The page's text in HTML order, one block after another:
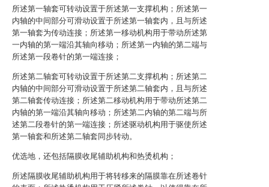
所述第一轴套可转动设置于所述第一支撑机构；所述第一
内轴的中间部分可滑动设置于所述第一轴套内，且与所述
第一轴套为传动连接；所述第一移动机构用于带动所述第
一内轴的第一端沿其轴向移动；所述第一内轴的第二端与
所述第一段卷针的第一端连接；
所述第二轴套可转动设置于所述第二支撑机构；所述第二
内轴的中间部分可滑动设置于所述第二轴套内，且与所述
第二轴套传动连接；所述第二移动机构用于带动所述第二
内轴的第一端沿其轴向移动；所述第二内轴的第二端与所
述第二段卷针的第一端连接；所述驱动机构用于驱使所述
第一轴套和所述第二轴套同步转动。
优选地，还包括隔膜收尾辅助机构和热烫机构；
所述隔膜收尾辅助机构用于将转移来的隔膜靠在所述卷针